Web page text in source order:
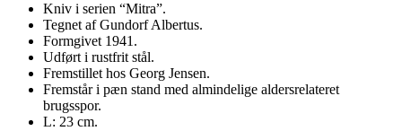
Kniv i serien “Mitra”.
Tegnet af Gundorf Albertus.
Formgivet 1941.
Udført i rustfrit stål.
Fremstillet hos Georg Jensen.
Fremstår i pæn stand med almindelige aldersrelateret
brugsspor.
L: 23 cm.